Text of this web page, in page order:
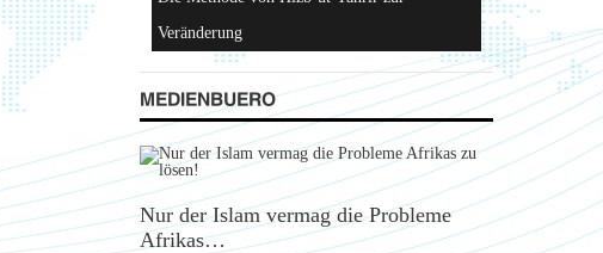
Veränderung
MEDIENBUERO
Nur der Islam vermag die Probleme
Afrikas…